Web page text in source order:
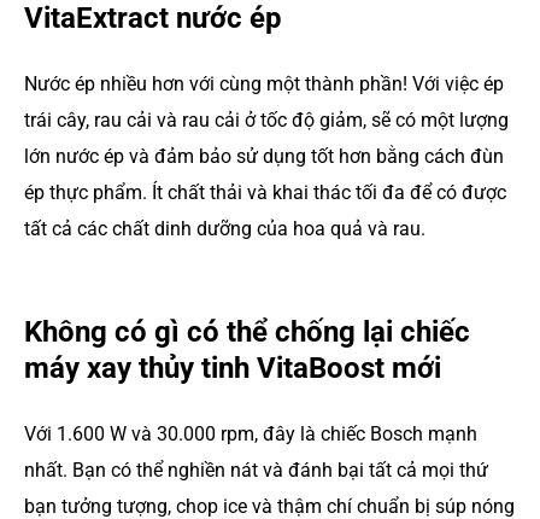
VitaExtract nước ép
Nước ép nhiều hơn với cùng một thành phần! Với việc ép
trái cây, rau cải và rau cải ở tốc độ giảm, sẽ có một lượng
lớn nước ép và đảm bảo sử dụng tốt hơn bằng cách đùn
ép thực phẩm. Ít chất thải và khai thác tối đa để có được
tất cả các chất dinh dưỡng của hoa quả và rau.
Không có gì có thể chống lại chiếc
máy xay thủy tinh VitaBoost mới
Với 1.600 W và 30.000 rpm, đây là chiếc Bosch mạnh
nhất. Bạn có thể nghiền nát và đánh bại tất cả mọi thứ
bạn tưởng tượng, chop ice và thậm chí chuẩn bị súp nóng